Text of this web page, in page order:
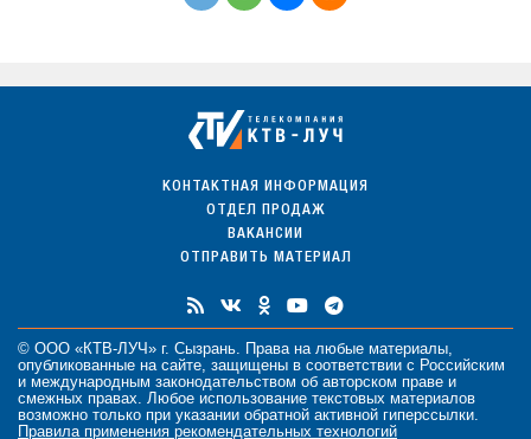
КОНТАКТНАЯ ИНФОРМАЦИЯ
ОТДЕЛ ПРОДАЖ
ВАКАНСИИ
ОТПРАВИТЬ МАТЕРИАЛ
© ООО «КТВ-ЛУЧ» г. Сызрань. Права на любые материалы
опубликованные на сайте, защищены в соответствии с Российским
и международным законодательством об авторском праве и
смежных правах. Любое использование текстовых материалов
возможно только при указании обратной активной гиперссылки.
Правила применения рекомендательных технологий